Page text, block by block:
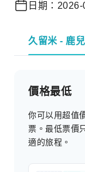
日期：
久留米 - 鹿
價格最低
你可以用超值
票。最低票價
適的旅程。